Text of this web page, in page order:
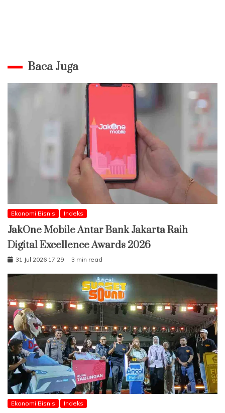
Baca Juga
Ekonomi Bisnis Indeks
JakOne Mobile Antar Bank Jakarta Raih
Digital Excellence Awards 2026
31 Jul 2026 17:29 3 min read
Ekonomi Bisnis Indeks